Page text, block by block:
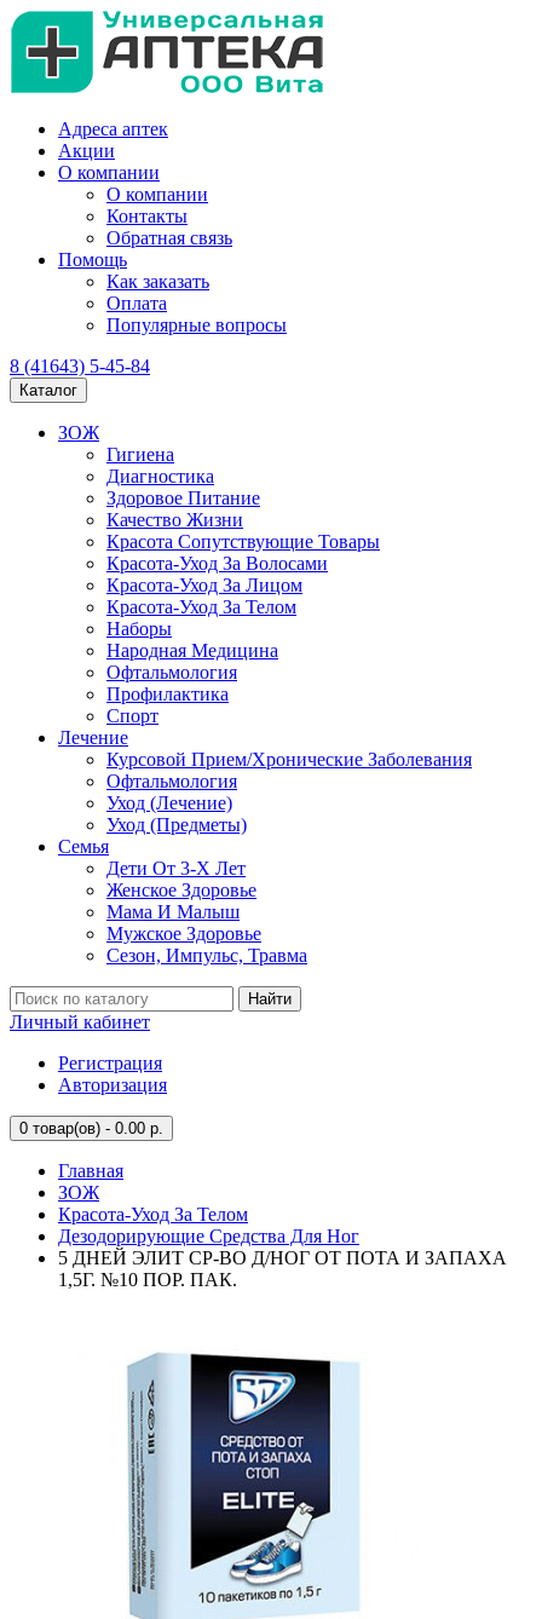
Адреса аптек
Акции
О компании
О компании
Контакты
Обратная связь
Помощь
Как заказать
Оплата
Популярные вопросы
8 (41643) 5-45-84
Каталог
ЗОЖ
Гигиена
Диагностика
Здоровое Питание
Качество Жизни
Красота Сопутствующие Товары
Красота-Уход За Волосами
Красота-Уход За Лицом
Красота-Уход За Телом
Наборы
Народная Медицина
Офтальмология
Профилактика
Спорт
Лечение
Курсовой Прием/Хронические Заболевания
Офтальмология
Уход (Лечение)
Уход (Предметы)
Семья
Дети От 3-Х Лет
Женское Здоровье
Мама И Малыш
Мужское Здоровье
Сезон, Импульс, Травма
Найти
Личный кабинет
Регистрация
Авторизация
0 товар(ов) - 0.00 р.
Главная
ЗОЖ
Красота-Уход За Телом
Дезодорирующие Средства Для Ног
5 ДНЕЙ ЭЛИТ СР-ВО Д/НОГ ОТ ПОТА И ЗАПАХА
1,5Г. №10 ПОР. ПАК.